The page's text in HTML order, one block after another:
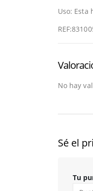
Uso:
No hay
Sé el
Tu